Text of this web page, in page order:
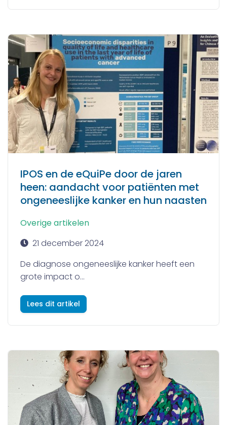
IPOS en de eQuiPe door de jaren
heen: aandacht voor patiënten met
ongeneeslijke kanker en hun naasten
Overige artikelen
21 december 2024
De diagnose ongeneeslijke kanker heeft een
grote impact o...
Lees dit artikel